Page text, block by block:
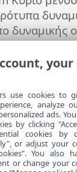
δυναμικής
σεyour
use cookies to
analyze
ads.
by clicking
cookies by
or adjust your
You also
or change your